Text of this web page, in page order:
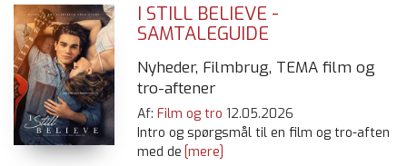
I STILL BELIEVE -
SAMTALEGUIDE
Nyheder, Filmbrug, TEMA film og
tro-aftener
Af: Film og tro 12.05.2026
Intro og spørgsmål til en film og tro-aften
med de [mere]